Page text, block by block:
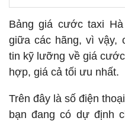
Bảng giá cước taxi
giữa các hãng, vì vậy,
tin kỹ lưỡng về giá
hợp, giá cả tối ưu nhất.
Trên đây là số điện
bạn đang có dự định